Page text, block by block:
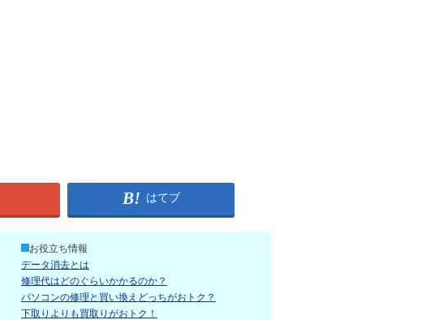
はてブ
お役立ち情報
データ消去とは
修理代はどのぐらいかかるのか？
パソコンの修理と買い換えどっちがおトク？
下取りよりも買取りがおトク！